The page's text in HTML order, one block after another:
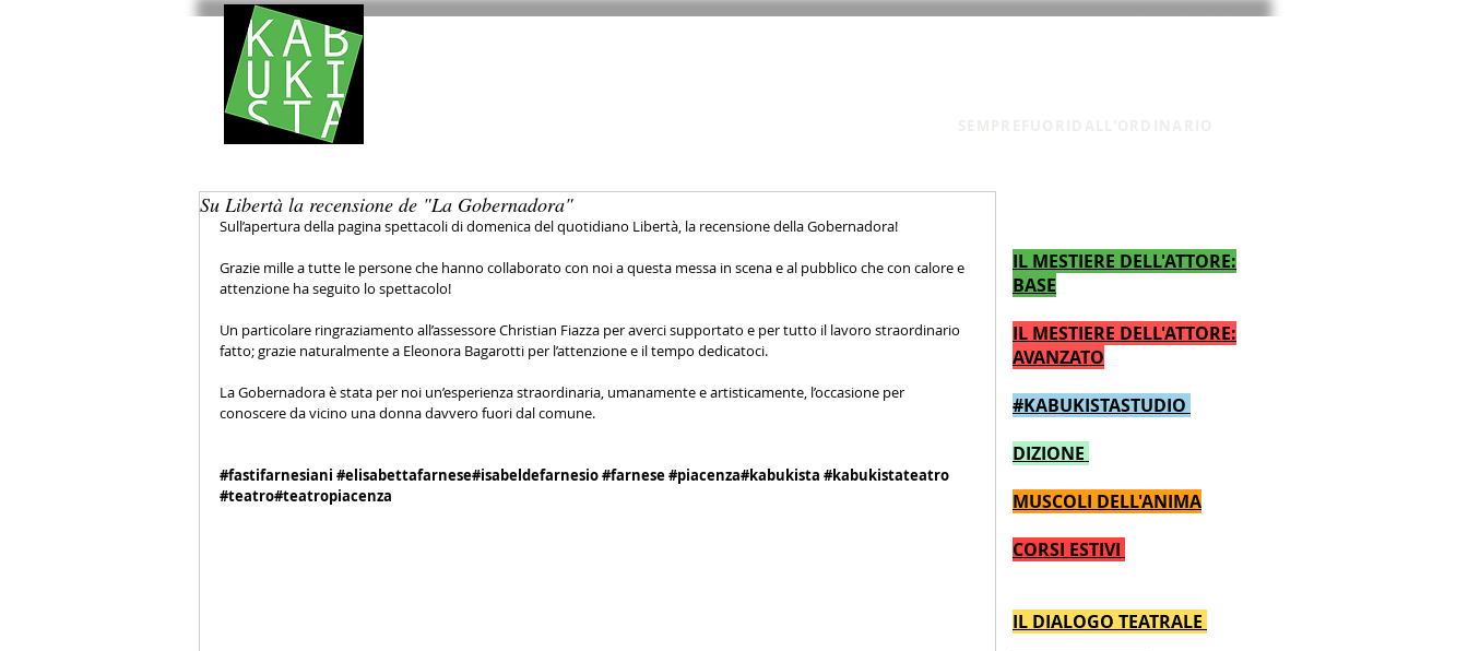
Su Libertà la recensione de "La Gobernadora"
Sull’apertura della pagina spettacoli di domenica del quotidiano Libertà, la recensione della Gobernadora!
Grazie mille a tutte le persone che hanno collaborato con noi a questa messa in scena e al pubblico che con calore e
attenzione ha seguito lo spettacolo!
Un particolare ringraziamento all’assessore Christian Fiazza per averci supportato e per tutto il lavoro straordinario
fatto; grazie naturalmente a Eleonora Bagarotti per l’attenzione e il tempo dedicatoci.
La Gobernadora è stata per noi un’esperienza straordinaria, umanamente e artisticamente, l’occasione per
conoscere da vicino una donna davvero fuori dal comune.
#fastifarnesiani #elisabettafarnese#isabeldefarnesio#farnese#piacenza#kabukista #kabukistateatro
#teatro#teatropiacenza
IL MESTIERE DELL'ATTORE:
BASE
IL MESTIERE DELL'ATTORE:
AVANZATO
#KABUKISTASTUDIO
DIZIONE
MUSCOLI DELL'ANIMA
CORSI ESTIVI
IL DIALOGO TEATRALE